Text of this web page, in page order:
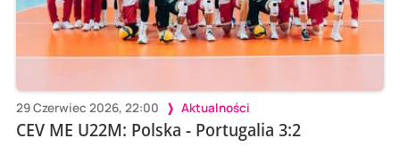
29 Czerwiec 2026, 22:00 Aktualności
CEV ME U22M: Polska - Portugalia 3:2